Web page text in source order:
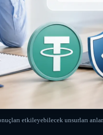
etkileyebilecek unsurları